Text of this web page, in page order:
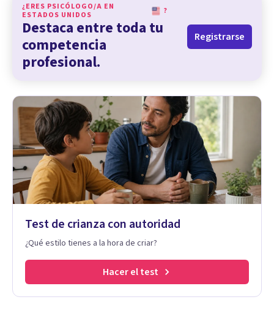
¿ERES PSICÓLOGO/A EN
ESTADOS UNIDOS
?
Destaca entre toda tu
competencia
profesional.
Registrarse
Test de crianza con autoridad
¿Qué estilo tienes a la hora de criar?
Hacer el test